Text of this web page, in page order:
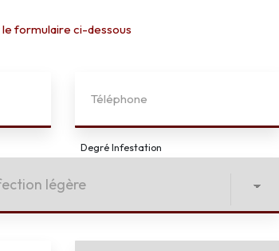
le formulaire ci-dessous
Degré Infestation